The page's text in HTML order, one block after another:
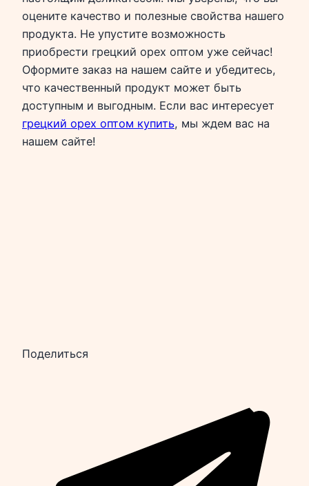
оцените качество и полезные свойства нашего
продукта. Не упустите возможность
приобрести грецкий орех оптом уже сейчас!
Оформите заказ на нашем сайте и убедитесь,
что качественный продукт может быть
доступным и выгодным. Если вас интересует
грецкий орех оптом купить, мы ждем вас на
нашем сайте!
Поделиться